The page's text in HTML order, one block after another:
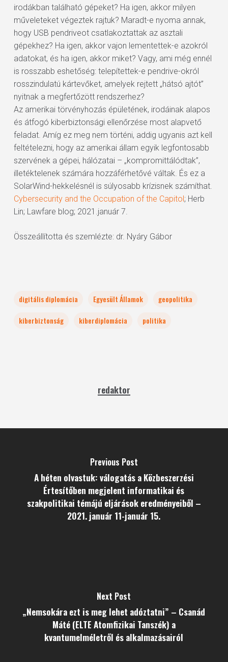
irodákban található gépeket? Ha igen, akkor milyen
műveleteket végeztek rajtuk? Maradt-e nyoma annak,
hogy USB pendriveot csatlakoztattak az asztali
gépekhez? Ha igen, akkor vajon lementettek-e azokról
adatokat, és ha igen, akkor miket? Vagy, ami még ennél
is rosszabb eshetőség: telepítettek-e pendrive-okról
rosszindulatú kártevőket, amelyek rejtett „hátsó ajtót”
nyitnak a megfertőzött rendszerhez?
Az amerikai törvényhozás épületének, irodáinak alapos
és átfogó kiberbiztonsági ellenőrzése most alapvető
feladat. Amíg ez meg nem történi, addig ugyanis azt kell
feltételezni, hogy az amerikai állam egyik legfontosabb
szervének a gépei, hálózatai – „kompromittálódtak”,
illetéktelenek számára hozzáférhetővé váltak. És ez a
SolarWind-hekkelésnél is súlyosabb krízisnek számíthat.
Cybersecurity and the Occupation of the Capitol; Herb
Lin; Lawfare blog; 2021.január 7.
Összeállította és szemlézte: dr. Nyáry Gábor
digitális diplomácia Egyesült Államok
geopolitika
kiberbiztonság
kiberdiplomácia politika
redaktor
Previous Post
A héten olvastuk: válogatás a Közbeszerzési
Értesítőben megjelent informatikai és
szakpolitikai témájú eljárások eredményeiből –
2021. január 11-január 15.
Next Post
„Nemsokára ezt is meg lehet adóztatni” – Csanád
Máté (ELTE Atomfizikai Tanszék) a
kvantumelméletről és alkalmazásairól